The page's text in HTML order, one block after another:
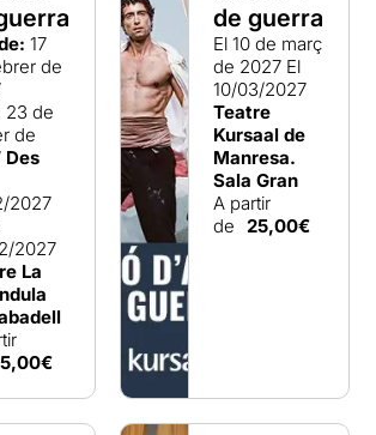
17
de
23 de
de
Des
2027
2027
La
de guerra
El 10 de març
de 2027 El
10/03/2027
Teatre
Kursaal de
Manresa.
Sala Gran
A partir
de 25,00€